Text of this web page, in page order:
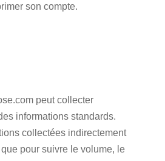
son compte.
peut collecter
informations standards.
collectées indirectement
pour suivre le volume, le